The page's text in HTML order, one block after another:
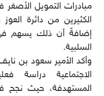
مبادرات التمويل الأصغر
الكثيرين من دائرة العوز
إضافةً أن ذلك يسهم
السلبية.
وأكد الأمير سعود بن
الاجتماعية دراسة
المستهدفة، حيث نجح